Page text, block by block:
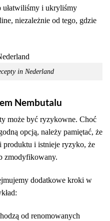
ułatwiliśmy i ukryliśmy
niezależnie od tego, gdzie
in Nederland
Nembutalu
może być ryzykowne. Choć
opcją, należy pamiętać, że
produktu i istnieje ryzyko, że
zmodyfikowany.
dodatkowe kroki w
od renomowanych